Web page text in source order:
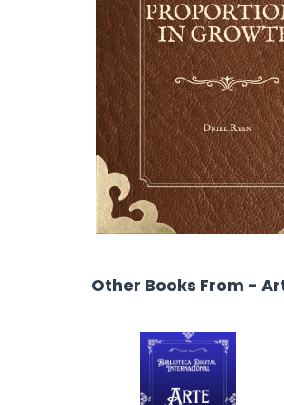
Other Books From -